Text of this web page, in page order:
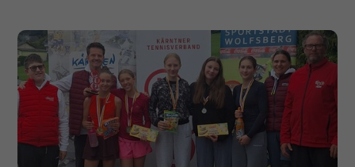
Zweck
Einstellungen. Unter anderem eine
zufällig generierte ID, für die
historische Speicherung Ihrer
vorgenommen Einstellungen, falls der
Webseiten-Betreiber dies eingestellt
hat.